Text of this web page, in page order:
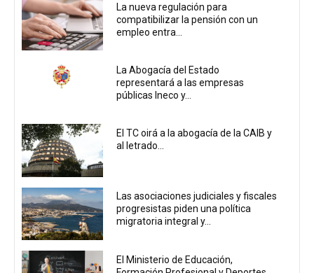
La nueva regulación para
compatibilizar la pensión con un
empleo entra...
La Abogacía del Estado
representará a las empresas
públicas Ineco y...
El TC oirá a la abogacía de la CAIB y
al letrado...
Las asociaciones judiciales y fiscales
progresistas piden una política
migratoria integral y...
El Ministerio de Educación,